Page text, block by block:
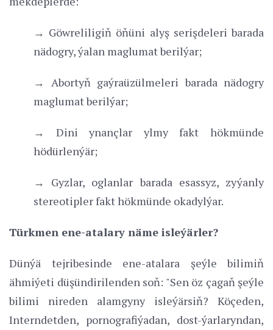
→ Göwreliligiň öňüni alyş serişdeleri barada
nädogry, ýalan maglumat berilýar;
→ Abortyň gaýraüzülmeleri barada nädogry
maglumat berilýar;
→ Dini ynançlar ylmy fakt hökmünde
hödürlenýär;
→ Gyzlar, oglanlar barada esassyz, zyýanly
stereotipler fakt hökmünde okadylýar.
Türkmen ene-atalary näme isleýärler?
Dünýä tejribesinde ene-atalara şeýle bilimiň
ähmiýeti düşündirilenden soň: "Sen öz çagaň şeýle
bilimi nireden alamgyny isleýärsiň? Köçeden,
Interndetden, pornografiýadan, dost-ýarlaryndan,